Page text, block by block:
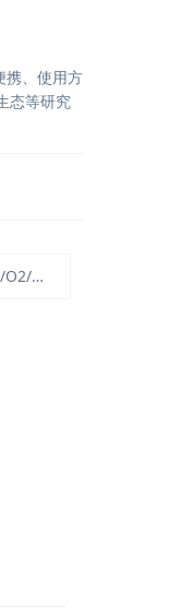
携、使用方
态等研究
量系统